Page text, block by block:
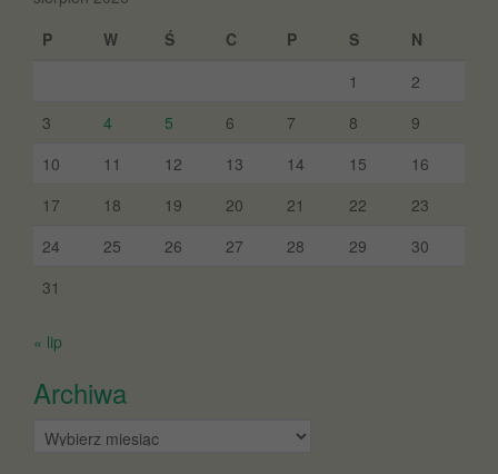
P
W Ś C P S
N
1
2
3
4 5 6 7 8
9
10
11 12 13 14 15
16
17
18 19 20 21 22
23
24
25 26 27 28 29
30
31
« lip
Archiwa
Archiwa